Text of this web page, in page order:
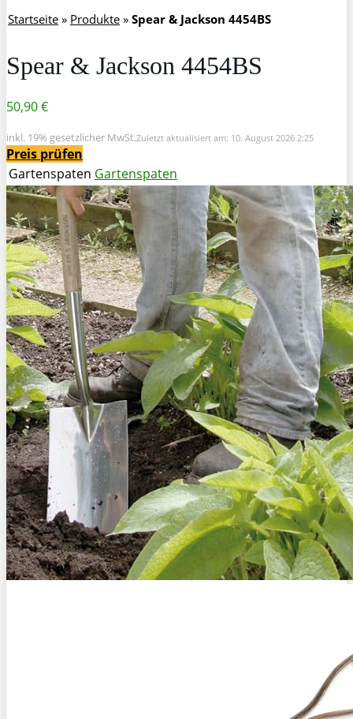
Startseite » Produkte » Spear & Jackson 4454BS
Spear & Jackson 4454BS
50,90 €
inkl. 19% gesetzlicher MwSt.Zuletzt aktualisiert am: 10. August 2026 2:25
Preis prüfen
Gartenspaten Gartenspaten